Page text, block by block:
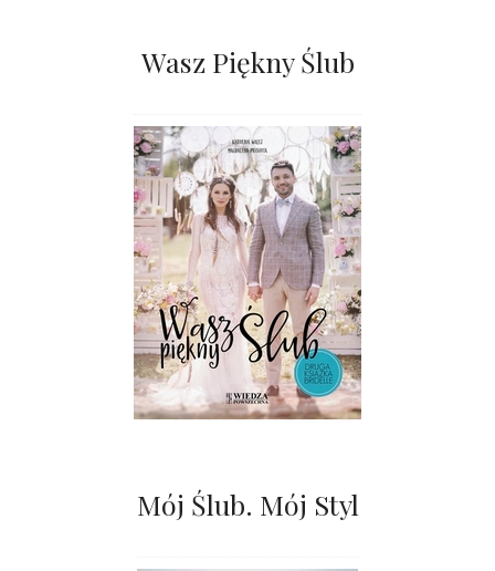
Wasz Piękny Ślub
Mój Ślub. Mój Styl